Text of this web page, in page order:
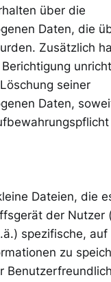
über die
Daten, die
Zusätzlich
seiner
Daten,
Dateien, die
der Nutzer
spezifische,
zu